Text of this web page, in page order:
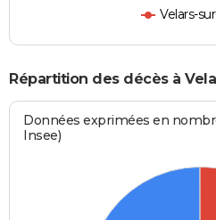
Velars-
Répartition des décès à
Données exprimées en
Insee)